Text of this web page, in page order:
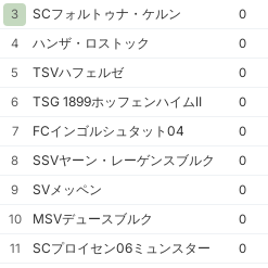
3
SCフォルトゥナ・ケルン 0
4
ハンザ・ロストック 0
5
TSVハフェルゼ 0
6
TSG 1899ホッフェンハイムII 0
7
FCインゴルシュタット04 0
8
SSVヤーン・レーゲンスブルク 0
9
SVメッペン 0
10
MSVデュースブルク 0
11
SCプロイセン06ミュンスター 0